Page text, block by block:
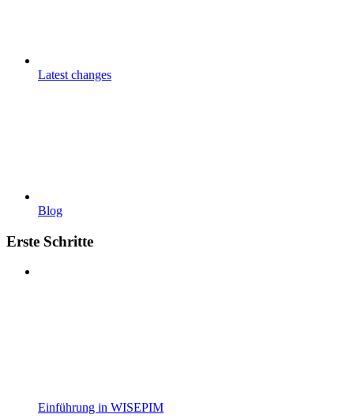
Latest changes
Blog
Erste Schritte
Einführung in WISEPIM